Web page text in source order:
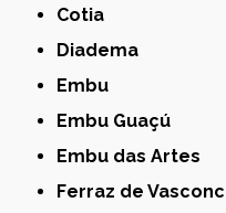
Cotia
Diadema
Embu
Embu Guaçú
Embu das Artes
Ferraz de